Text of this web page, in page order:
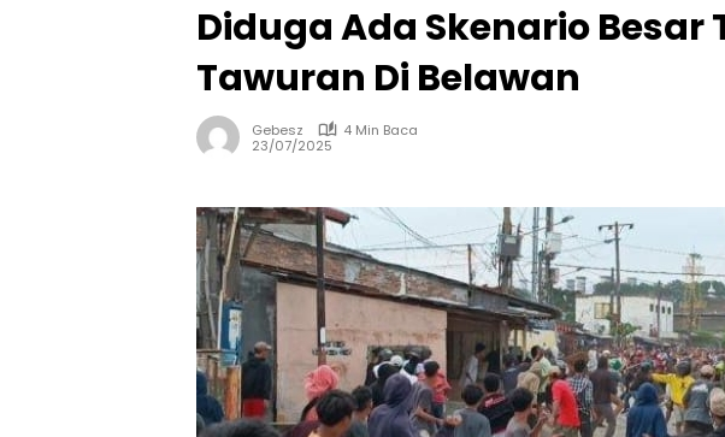
Diduga Ada Skenario Besar
Tawuran Di Belawan
Gebesz
4 Min Baca
23/07/2025